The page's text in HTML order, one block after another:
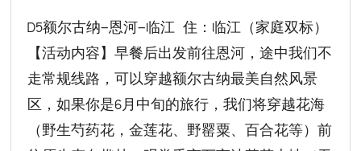
D5额尔古纳—恩河—临江 住：临江（家庭双标）
【活动内容】早餐后出发前往恩河，途中我们不
走常规线路，可以穿越额尔古纳最美自然风景
区，如果你是6月中旬的旅行，我们将穿越花海
（野生芍药花，金莲花、野罂粟、百合花等）前